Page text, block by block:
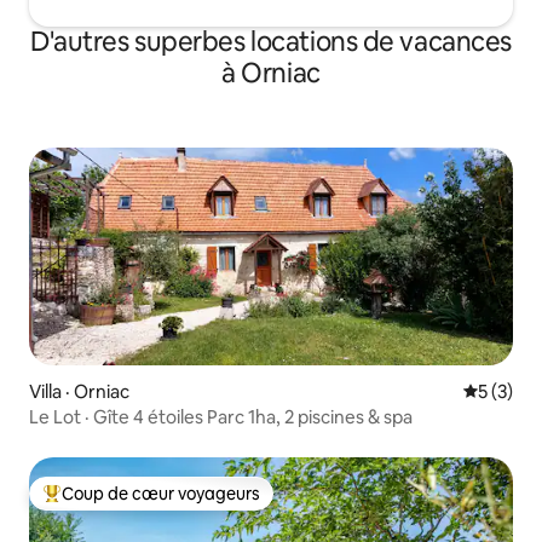
D'autres superbes locations de vacances
à Orniac
Villa · Orniac Note
5 (3)
Le Lot · Gîte 4 étoiles Parc 1ha, 2 piscines & spa
Coup de cœur voyageurs parmi les plus aimés
Coup de cœur voyageurs